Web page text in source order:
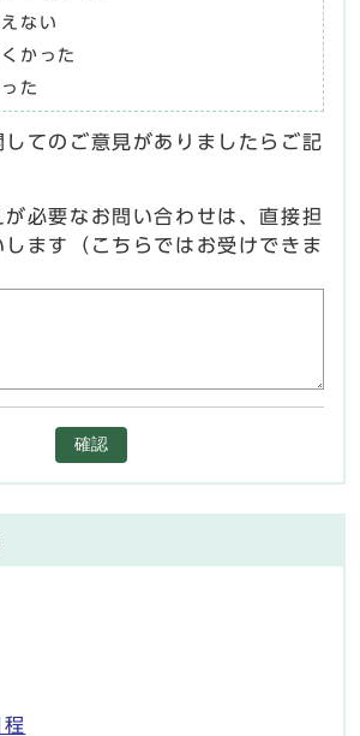
ない
かった
た
してのご意見がありましたらご記
が必要なお問い合わせは、直接担
ます（こちらではお受けできま
確認